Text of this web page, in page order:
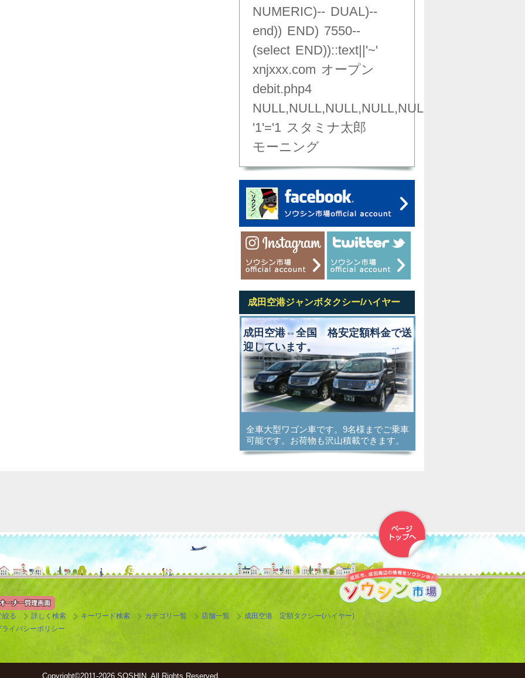
NUMERIC)-- DUAL)--
end)) END) 7550--
(select END))::text||'~'
xnjxxx.com オープン
debit.php4
'1'='1 スタミナ太郎
モーニング
成田空港ジャンボタクシー/ハイヤー
成田空港⇔全国 格安定額料金で送
迎しています。
全車大型ワゴン車です。9名様までご乗車
可能です。お荷物も沢山積載できます。
絞る 詳しく検索 キーワード検索 カテゴリ一覧 店舗一覧
成田空港 定額タクシー(ハイヤー)
ライバシーポリシー
Copyright©2011-2026 SOSHIN. All Rights Reserved.